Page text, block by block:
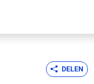
DELEN